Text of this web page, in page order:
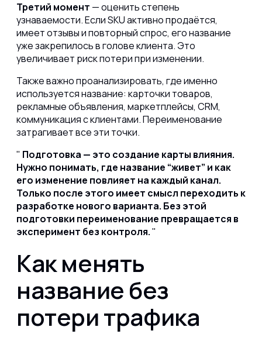
Третий момент — оценить степень
узнаваемости. Если SKU активно продаётся,
имеет отзывы и повторный спрос, его название
уже закрепилось в голове клиента. Это
увеличивает риск потери при изменении.
Также важно проанализировать, где именно
используется название: карточки товаров,
рекламные объявления, маркетплейсы, CRM,
коммуникация с клиентами. Переименование
затрагивает все эти точки.
Подготовка — это создание карты влияния.
Нужно понимать, где название “живет” и как
его изменение повлияет на каждый канал.
Только после этого имеет смысл переходить к
разработке нового варианта. Без этой
подготовки переименование превращается в
эксперимент без контроля.
Как менять
название без
потери трафика